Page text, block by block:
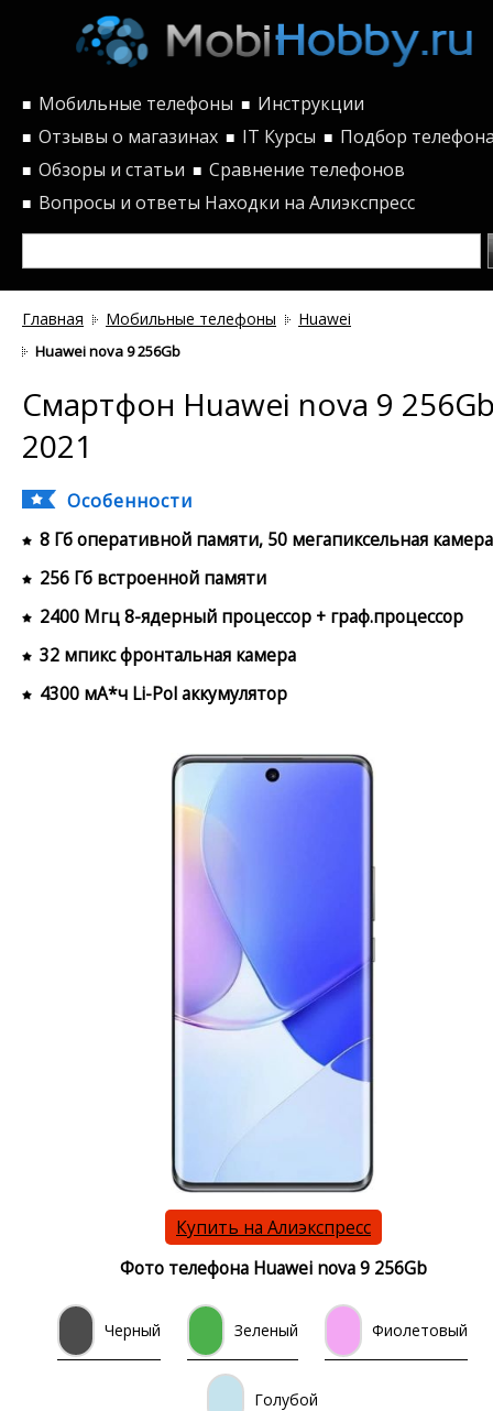
■ Мобильные телефоны ■ Инструкции
■ Отзывы о магазинах ■ IT Курсы ■ Подбор
■ Обзоры и статьи ■ Сравнение телефонов
■ Вопросы и ответы Находки на Алиэкспресс
Главная Мобильные телефоны Huawei
Huawei nova 9 256Gb
Смартфон Huawei nova 9
2021
Особенности
8 Гб оперативной памяти, 50 мегапиксельная камера
256 Гб встроенной памяти
2400 Мгц 8-ядерный процессор + граф.процессор
32 мпикс фронтальная камера
4300 мА*ч Li-Pol аккумулятор
Купить на Алиэкспресс
Фото телефона Huawei nova 9 256Gb
Черный Зеленый Фиолетовый
Голубой